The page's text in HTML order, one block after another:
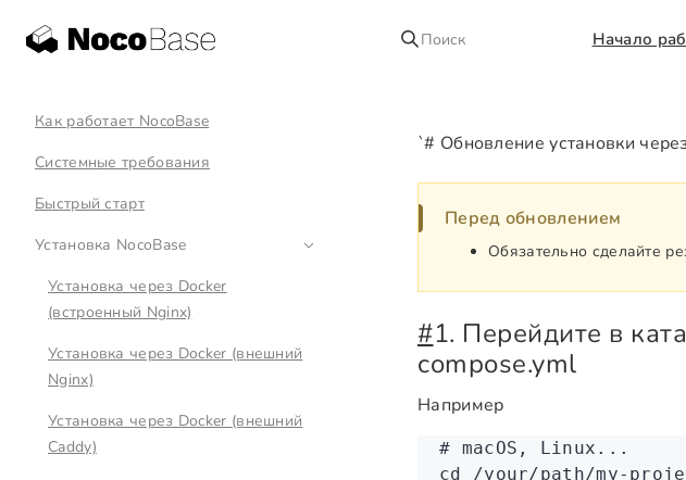
Поиск Начало
Как работает NocoBase
Системные требования
Быстрый старт
Установка NocoBase
Установка через Docker
(встроенный Nginx)
Установка через Docker (внешний
Nginx)
Установка через Docker (внешний
Caddy)
`# Обновление установки
Перед обновлением
Обязательно сделайте
#1. Перейдите в
compose.yml
Например
# macOS, Linux...
cd /your/path/my-